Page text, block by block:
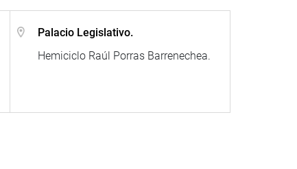
Palacio Legislativo.
Hemiciclo Raúl Porras Barrenechea.